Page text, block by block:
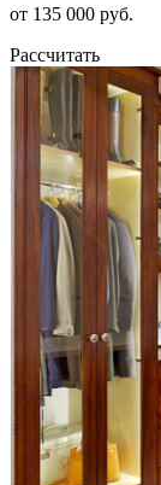
от 135 000 руб.
Рассчитать